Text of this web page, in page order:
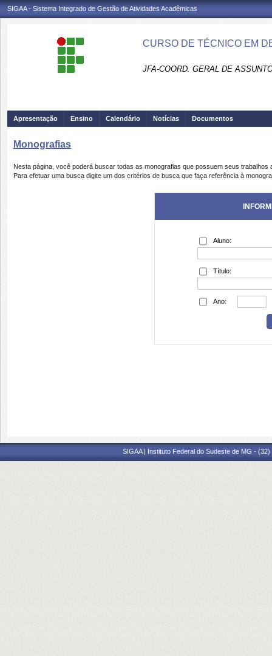
SIGAA - Sistema Integrado de Gestão de Atividades Acadêmicas
CURSO DE TÉCNICO EM
JFA-COORD. GERAL DE
Apresentação Ensino Calendário Notícias Documentos
Monografias
Nesta página, você poderá buscar todas as monografias que possuem seus trabalhos
Para efetuar uma busca digite um dos critérios de busca que faça referência à
Aluno:
Título:
Ano:
SIGAA | Instituto Federal do Sudeste de MG -